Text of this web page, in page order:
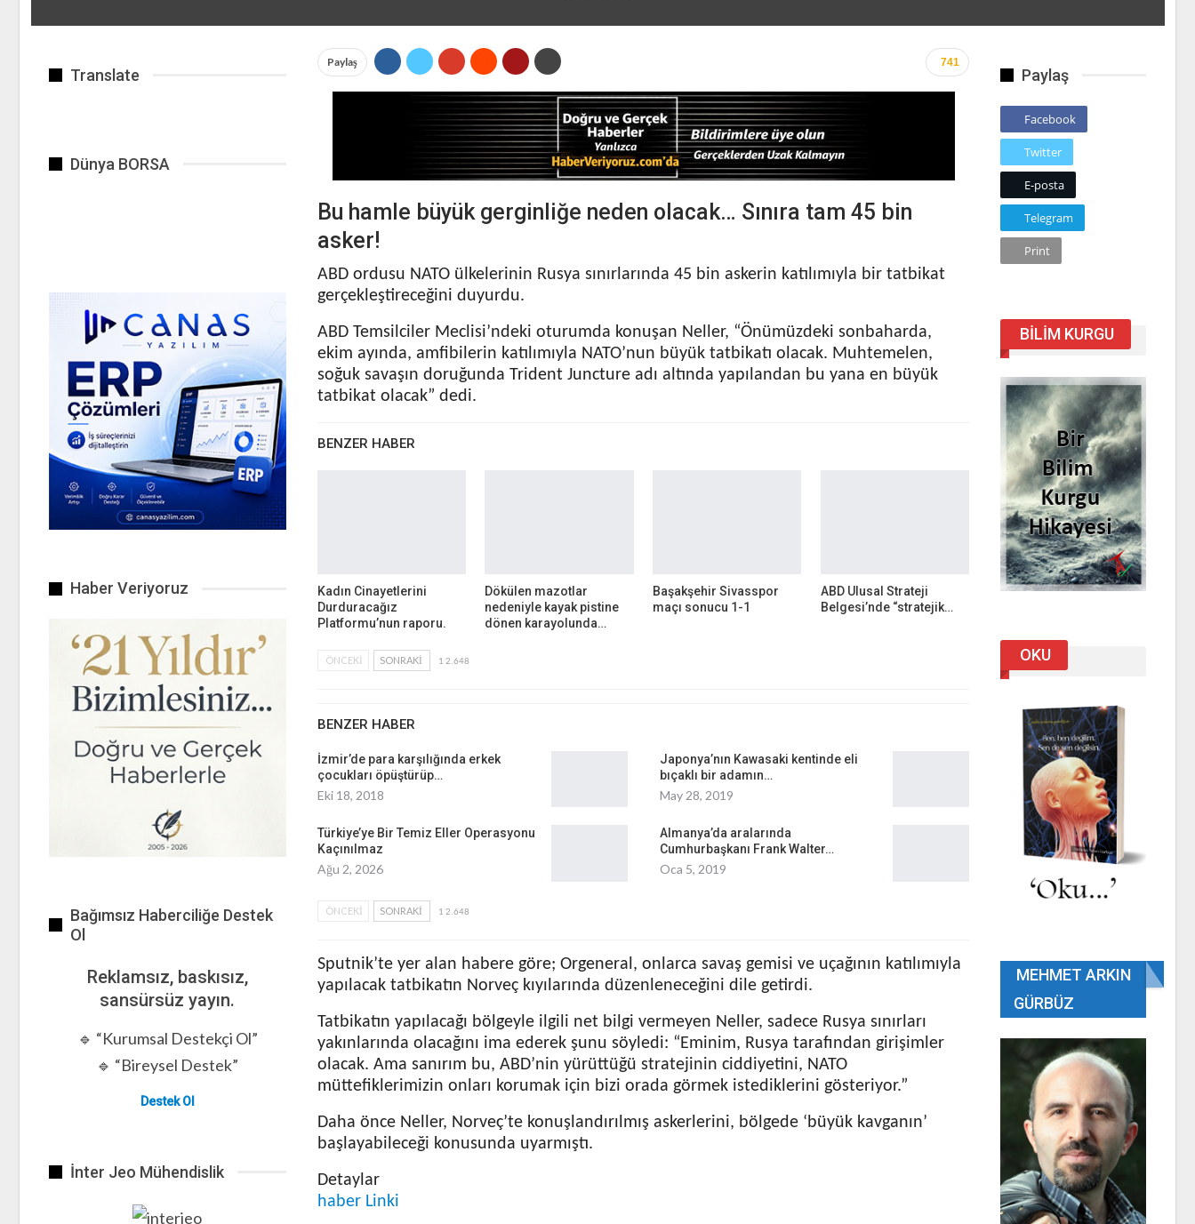
741
Paylaş
Bu hamle büyük gerginliğe neden olacak… Sınıra tam 45 bin
asker!
ABD ordusu NATO ülkelerinin Rusya sınırlarında 45 bin askerin katılımıyla bir tatbikat
gerçekleştireceğini duyurdu.
ABD Temsilciler Meclisi’ndeki oturumda konuşan Neller, “Önümüzdeki sonbaharda,
ekim ayında, amfibilerin katılımıyla NATO’nun büyük tatbikatı olacak. Muhtemelen,
soğuk savaşın doruğunda Trident Juncture adı altında yapılandan bu yana en büyük
tatbikat olacak” dedi.
BENZER HABER
Kadın Cinayetlerini
Durduracağız
Platformu’nun raporu.
Dökülen mazotlar
nedeniyle kayak pistine
dönen karayolunda…
Başakşehir Sivasspor
maçı sonucu 1-1
ABD Ulusal Strateji
Belgesi’nde “stratejik…
ÖNCEKI SONRAKI 1 2.648
BENZER HABER
İzmir’de para karşılığında erkek
çocukları öpüştürüp…
Eki 18, 2018
Japonya’nın Kawasaki kentinde eli
bıçaklı bir adamın…
May 28, 2019
Türkiye’ye Bir Temiz Eller Operasyonu
Kaçınılmaz
Ağu 2, 2026
Almanya’da aralarında
Cumhurbaşkanı Frank Walter…
Oca 5, 2019
ÖNCEKI SONRAKI 1 2.648
Sputnik’te yer alan habere göre; Orgeneral, onlarca savaş gemisi ve uçağının katılımıyla
yapılacak tatbikatın Norveç kıyılarında düzenleneceğini dile getirdi.
Tatbikatın yapılacağı bölgeyle ilgili net bilgi vermeyen Neller, sadece Rusya sınırları
yakınlarında olacağını ima ederek şunu söyledi: “Eminim, Rusya tarafından girişimler
olacak. Ama sanırım bu, ABD’nin yürüttüğü stratejinin ciddiyetini, NATO
müttefiklerimizin onları korumak için bizi orada görmek istediklerini gösteriyor.”
Daha önce Neller, Norveç’te konuşlandırılmış askerlerini, bölgede ‘büyük kavganın’
başlayabileceği konusunda uyarmıştı.
Detaylar
haber Linki
Translate
Dünya BORSA
Haber Veriyoruz
Bağımsız Haberciliğe Destek
Ol
Reklamsız, baskısız,
sansürsüz yayın.
🔹 “Kurumsal Destekçi Ol”
🔹 “Bireysel Destek”
Destek Ol
İnter Jeo Mühendislik
Paylaş
Facebook
Twitter
E-posta
Telegram
Print
BILIM KURGU
OKU
MEHMET ARKIN
GÜRBÜZ